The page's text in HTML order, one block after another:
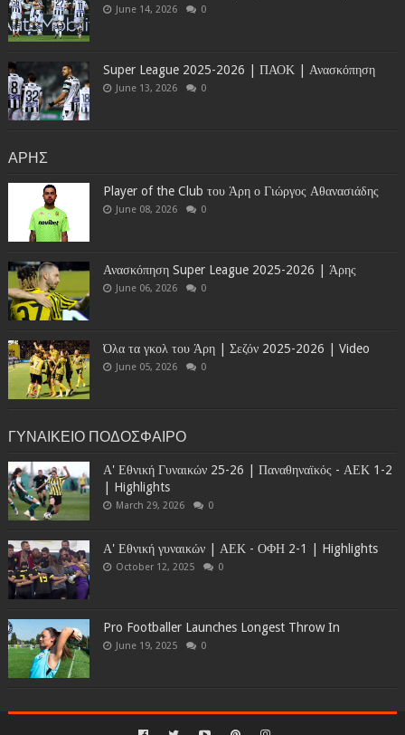
June 14, 2026 0
Super League 2025-2026 | ΠΑΟΚ | Ανασκόπηση
June 13, 2026 0
ΑΡΗΣ
Player of the Club του Άρη ο Γιώργος Αθανασιάδης
June 08, 2026 0
Ανασκόπηση Super League 2025-2026 | Άρης
June 06, 2026 0
Όλα τα γκολ του Άρη | Σεζόν 2025-2026 | Video
June 05, 2026 0
ΓΥΝΑΙΚΕΙΟ ΠΟΔΟΣΦΑΙΡΟ
Α' Εθνική Γυναικών 25-26 | Παναθηναϊκός - ΑΕΚ 1-2
| Highlights
March 29, 2026 0
Α' Εθνική γυναικών | ΑΕΚ - ΟΦΗ 2-1 | Highlights
October 12, 2025 0
Pro Footballer Launches Longest Throw In
June 19, 2025 0